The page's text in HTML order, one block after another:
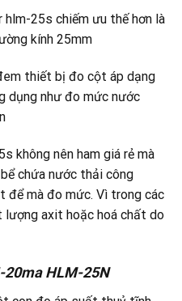
25s chiếm ưu thế hơn là
kính 25mm
thiết bị đo cột áp dạng
dụng như đo mức nước
không nên ham giá rẻ mà
chứa nước thải công
để mà đo mức. Vì trong các
lượng axit hoặc hoá chất do
20ma HLM-25N